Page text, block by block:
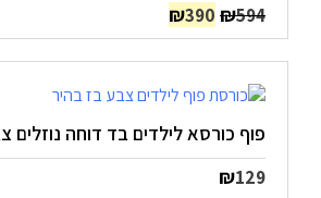
₪594
המחיר
המקורי
היה:
₪594.
₪390
הנוכחי
הוא:
₪390.
פוף כורסא לילדים בד דוחה נוזלים
₪129